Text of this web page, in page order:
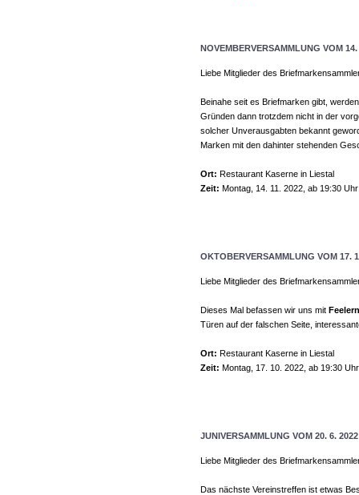
NOVEMBERVERSAMMLUNG VOM 14.
Liebe Mitglieder des
Beinahe seit es Briefmarken gibt,
Gründen dann trotzdem nicht in der
solcher Unverausgabten bekannt
Marken mit den dahinter stehenden
Ort: Restaurant Kaserne in Liestal
Zeit: Montag, 14. 11. 2022, ab 19:30 Uhr
OKTOBERVERSAMMLUNG VOM 17.
Liebe Mitglieder des
Dieses Mal befassen wir uns mit
Türen auf der falschen Seite,
Ort: Restaurant Kaserne in Liestal
Zeit: Montag, 17. 10. 2022, ab 19:30 Uhr
JUNIVERSAMMLUNG VOM 20. 6. 2022
Liebe Mitglieder des
Das nächste Vereinstreffen ist etwas